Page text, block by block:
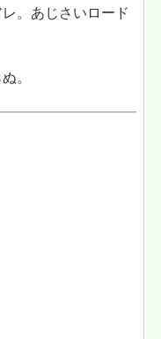
レ。あじさいロード
。